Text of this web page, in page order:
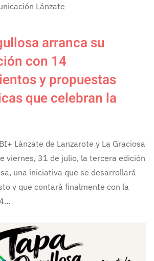
Lánzate
arranca su
con 14
y propuestas
que celebran la
Lánzate de Lanzarote y La Graciosa
viernes, 31 de julio, la tercera edición
una iniciativa que se desarrollará
y que contará finalmente con la